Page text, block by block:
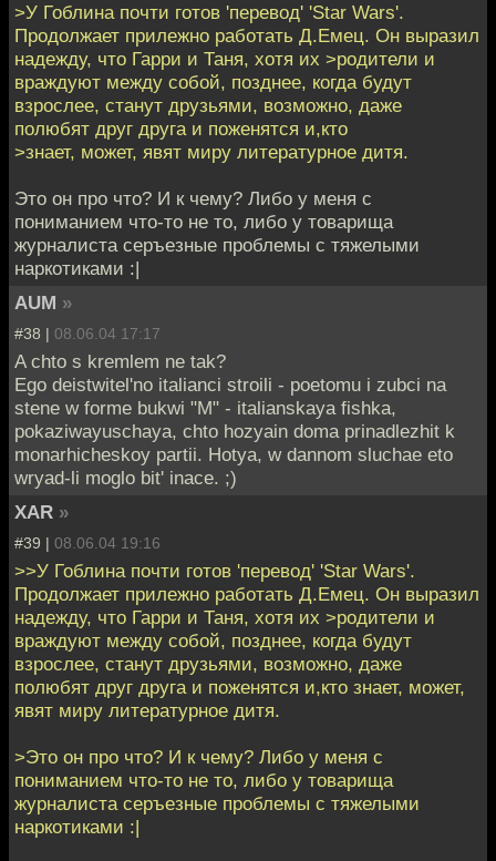
>У Гоблина почти готов 'перевод' 'Star Wars'.
Продолжает прилежно работать Д.Емец. Он выразил
надежду, что Гарри и Таня, хотя их >родители и
враждуют между собой, позднее, когда будут
взрослее, станут друзьями, возможно, даже
полюбят друг друга и поженятся и,кто
>знает, может, явят миру литературное дитя.
Это он про что? И к чему? Либо у меня с
пониманием что-то не то, либо у товарища
журналиста серъезные проблемы с тяжелыми
наркотиками :|
AUM »
#38 | 08.06.04 17:17
A chto s kremlem ne tak?
Ego deistwitel'no italianci stroili - poetomu i zubci na
stene w forme bukwi "M" - italianskaya fishka,
pokaziwayuschaya, chto hozyain doma prinadlezhit k
monarhicheskoy partii. Hotya, w dannom sluchae eto
wryad-li moglo bit' inace. ;)
XAR »
#39 | 08.06.04 19:16
>>У Гоблина почти готов 'перевод' 'Star Wars'.
Продолжает прилежно работать Д.Емец. Он выразил
надежду, что Гарри и Таня, хотя их >родители и
враждуют между собой, позднее, когда будут
взрослее, станут друзьями, возможно, даже
полюбят друг друга и поженятся и,кто знает, может,
явят миру литературное дитя.
>Это он про что? И к чему? Либо у меня с
пониманием что-то не то, либо у товарища
журналиста серъезные проблемы с тяжелыми
наркотиками :|